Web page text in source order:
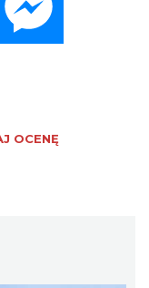
OCENĘ